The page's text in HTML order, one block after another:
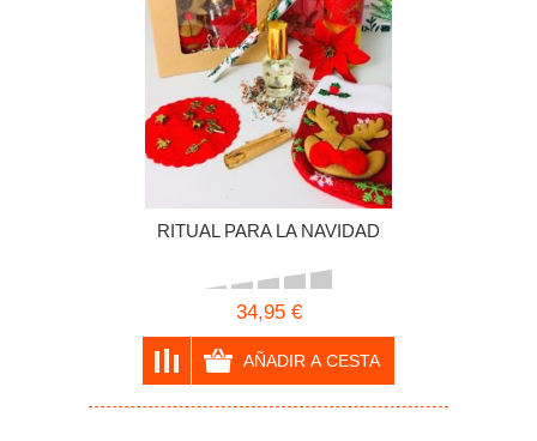
RITUAL PARA LA NAVIDAD
34,95 €